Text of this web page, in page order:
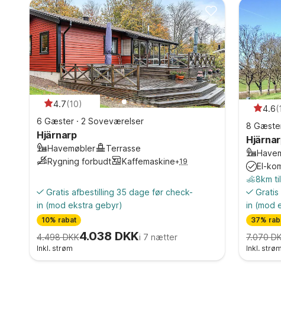
4.7(10)
6 Gæster · 2 Soveværelser
Hjärnarp
Havemøbler
Terrasse
Rygning forbudt
Kaffemaskine+19
Gratis afbestilling 35 dage før check-
in (mod ekstra gebyr)
10% rabat
4.498 DKK4.038 DKKi 7 nætter
Inkl. strøm
4.6(
8
El-
8km
in (mod
37%
7.070
Inkl. strøm